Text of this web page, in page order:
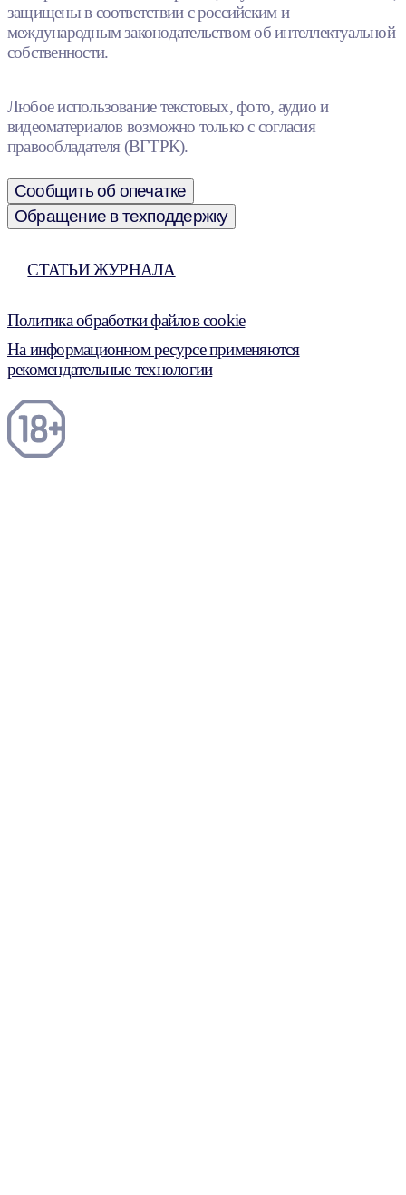
защищены в соответствии с российским и
международным законодательством об интеллектуальной
собственности.
Любое использование текстовых, фото, аудио и
видеоматериалов возможно только с согласия
правообладателя (ВГТРК).
Сообщить об опечатке
Обращение в техподдержку
СТАТЬИ ЖУРНАЛА
Политика обработки файлов cookie
На информационном ресурсе применяются
рекомендательные технологии